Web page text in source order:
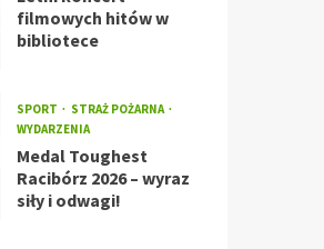
filmowych hitów w
bibliotece
SPORT
STRAŻ POŻARNA
WYDARZENIA
Medal Toughest
Racibórz 2026 – wyraz
siły i odwagi!